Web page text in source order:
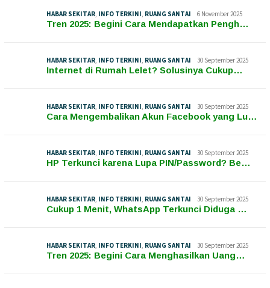
HABAR SEKITAR INFO TERKINI RUANG SANTAI 6 November 2025
Tren 2025: Begini Cara Mendapatkan Pengh…
HABAR SEKITAR INFO TERKINI RUANG SANTAI 30 September 2025
Internet di Rumah Lelet? Solusinya Cukup…
HABAR SEKITAR INFO TERKINI RUANG SANTAI 30 September 2025
Cara Mengembalikan Akun Facebook yang Lu…
HABAR SEKITAR INFO TERKINI RUANG SANTAI 30 September 2025
HP Terkunci karena Lupa PIN/Password? Be…
HABAR SEKITAR INFO TERKINI RUANG SANTAI 30 September 2025
Cukup 1 Menit, WhatsApp Terkunci Diduga …
HABAR SEKITAR INFO TERKINI RUANG SANTAI 30 September 2025
Tren 2025: Begini Cara Menghasilkan Uang…